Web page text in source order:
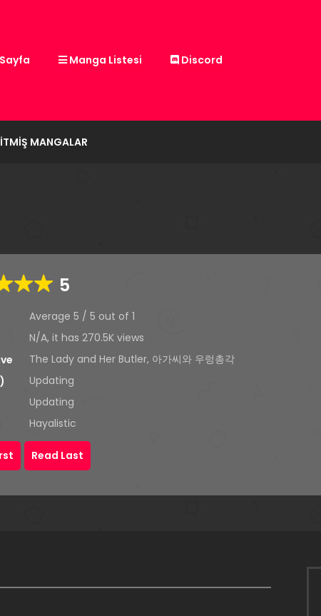
Manga Listesi Discord
MANGALAR
5
Average 5 / 5 out of 1
N/A, it has 270.5K views
The Lady and Her Butler, 아가씨와 우렁총각
Updating
Updating
Hayalistic
Read Last